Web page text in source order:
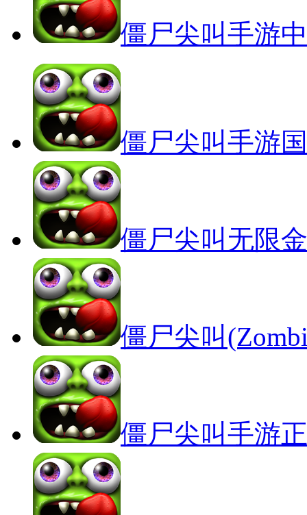
僵尸尖叫手游
僵尸尖叫手游
僵尸尖叫无限
僵尸尖叫
僵尸尖叫手游